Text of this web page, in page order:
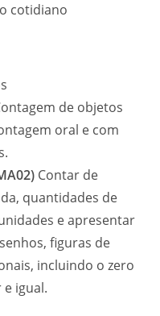
cotidiano
de objetos
oral e com
Contar de
quantidades de
e apresentar
figuras de
incluindo o zero
igual.